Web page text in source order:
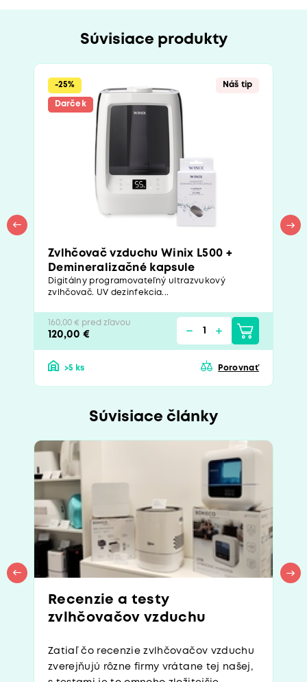
Súvisiace produkty
Darček
-25% Náš tip
Zvlhčovač vzduchu Winix L500 +
Demineralizačné kapsule
Digitálny programovateľný ultrazvukový
zvlhčovač. UV dezinfekcia...
160,00 € pred zľavou
120,00 €
>5 ks Porovnať
Súvisiace články
Recenzie a testy
zvlhčovačov vzduchu
Zatiaľ čo recenzie zvlhčovačov vzduchu
zverejňujú rôzne firmy vrátane tej našej,